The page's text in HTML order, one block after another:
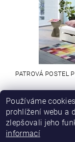
PATROVÁ POSTEL
Používáme
prohlížení webu a
zlepšovali jeho
informací